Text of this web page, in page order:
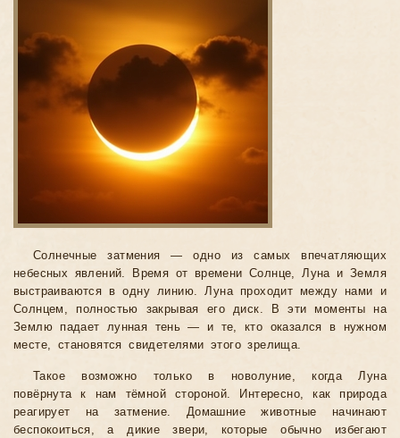
Солнечные затмения — одно из самых впечатляющих
небесных явлений. Время от времени Солнце, Луна и Земля
выстраиваются в одну линию. Луна проходит между нами и
Солнцем, полностью закрывая его диск. В эти моменты на
Землю падает лунная тень — и те, кто оказался в нужном
месте, становятся свидетелями этого зрелища.
Такое возможно только в новолуние, когда Луна
повёрнута к нам тёмной стороной. Интересно, как природа
реагирует на затмение. Домашние животные начинают
беспокоиться, а дикие звери, которые обычно избегают